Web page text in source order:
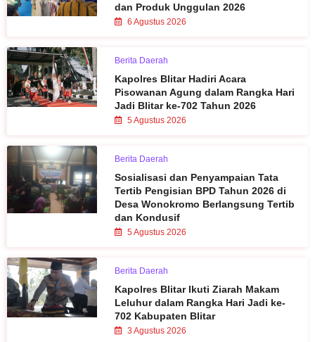
dan Produk Unggulan 2026
6 Agustus 2026
Berita Daerah
Kapolres Blitar Hadiri Acara
Pisowanan Agung dalam Rangka Hari
Jadi Blitar ke-702 Tahun 2026
5 Agustus 2026
Berita Daerah
Sosialisasi dan Penyampaian Tata
Tertib Pengisian BPD Tahun 2026 di
Desa Wonokromo Berlangsung Tertib
dan Kondusif
5 Agustus 2026
Berita Daerah
Kapolres Blitar Ikuti Ziarah Makam
Leluhur dalam Rangka Hari Jadi ke-
702 Kabupaten Blitar
3 Agustus 2026